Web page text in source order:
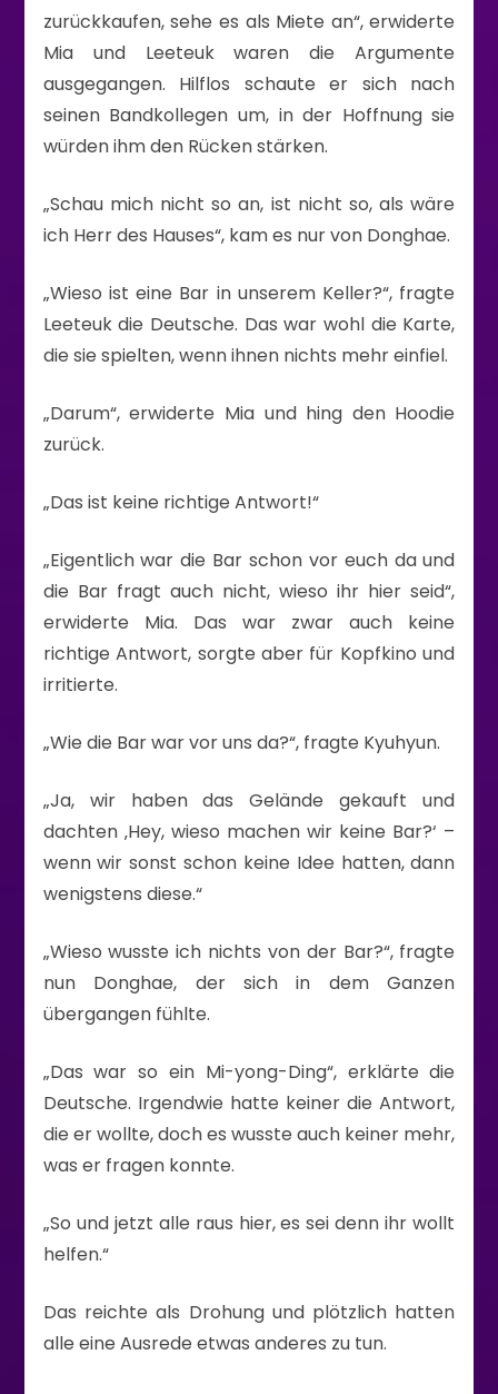
zurückkaufen, sehe es als Miete an“, erwiderte
Mia und Leeteuk waren die Argumente
ausgegangen. Hilflos schaute er sich nach
seinen Bandkollegen um, in der Hoffnung sie
würden ihm den Rücken stärken.
„Schau mich nicht so an, ist nicht so, als wäre
ich Herr des Hauses“, kam es nur von Donghae.
„Wieso ist eine Bar in unserem Keller?“, fragte
Leeteuk die Deutsche. Das war wohl die Karte,
die sie spielten, wenn ihnen nichts mehr einfiel.
„Darum“, erwiderte Mia und hing den Hoodie
zurück.
„Das ist keine richtige Antwort!“
„Eigentlich war die Bar schon vor euch da und
die Bar fragt auch nicht, wieso ihr hier seid“,
erwiderte Mia. Das war zwar auch keine
richtige Antwort, sorgte aber für Kopfkino und
irritierte.
„Wie die Bar war vor uns da?“, fragte Kyuhyun.
„Ja, wir haben das Gelände gekauft und
dachten ‚Hey, wieso machen wir keine Bar?‘ –
wenn wir sonst schon keine Idee hatten, dann
wenigstens diese.“
„Wieso wusste ich nichts von der Bar?“, fragte
nun Donghae, der sich in dem Ganzen
übergangen fühlte.
„Das war so ein Mi-yong-Ding“, erklärte die
Deutsche. Irgendwie hatte keiner die Antwort,
die er wollte, doch es wusste auch keiner mehr,
was er fragen konnte.
„So und jetzt alle raus hier, es sei denn ihr wollt
helfen.“
Das reichte als Drohung und plötzlich hatten
alle eine Ausrede etwas anderes zu tun.